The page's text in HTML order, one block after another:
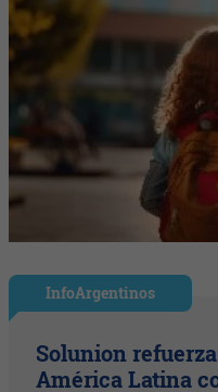
InfoArgentinos
Solunion
América Latina